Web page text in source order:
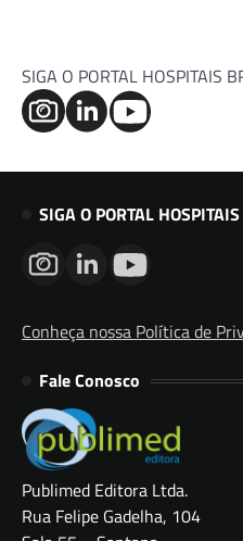
SIGA O PORTAL HOSPITAIS
SIGA O PORTAL
Conheça nossa Política de
Fale Conosco
Publimed Editora Ltda.
Rua Felipe Gadelha, 104